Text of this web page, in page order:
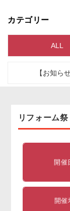
リフォーム現場
リフォーム支援制
お客様の声
協力業者募集
カテゴリー
ALL
【お知らせ
リフォーム
開催
開催